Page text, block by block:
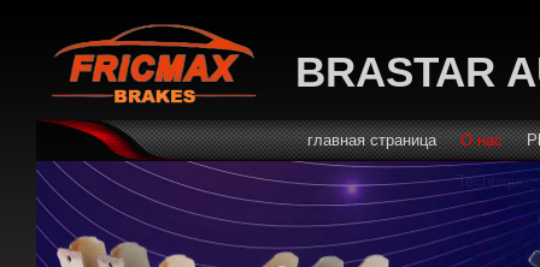
BRASTAR
главная страница О нас
Technique